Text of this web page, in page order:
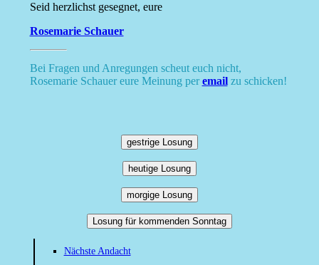
Seid herzlichst gesegnet, eure
Rosemarie Schauer
Bei Fragen und Anregungen scheut euch nicht,
Rosemarie Schauer eure Meinung peremailzu schicken!
gestrige Losung
heutige Losung
morgige Losung
Losung für kommenden Sonntag
Nächste Andacht